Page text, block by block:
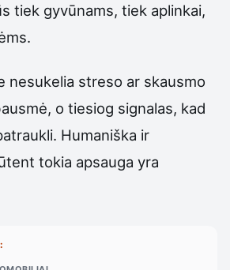
tiek gyvūnams, tiek aplinkai,
nesukelia streso ar skausmo
o tiesiog signalas, kad
Humaniška ir
tokia apsauga yra